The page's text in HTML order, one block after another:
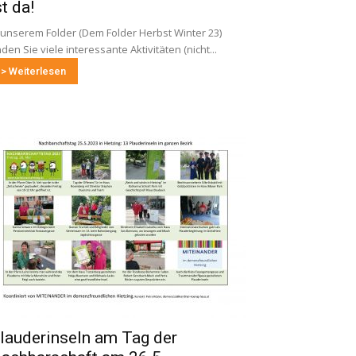
da!
Folder (Dem Folder Herbst Winter 23)
Sie viele interessante Aktivitäten (nicht...
> Weiterlesen
am Tag der